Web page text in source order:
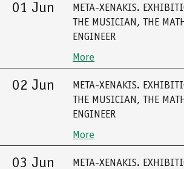
01 Jun
META-XENAKIS.
THE MUSICIAN, THE
ENGINEER
More
02 Jun
META-XENAKIS.
THE MUSICIAN, THE
ENGINEER
More
03 Jun
META-XENAKIS.